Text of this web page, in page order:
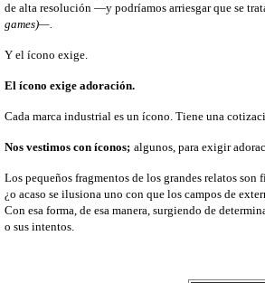
de alta resolución —y podríamos arriesgar que se
games)—.
Y el ícono exige.
El ícono exige adoración.
Cada marca industrial es un ícono. Tiene una
Nos vestimos con íconos; algunos, para exigir
Los pequeños fragmentos de los grandes relatos
¿o acaso se ilusiona uno con que los campos de
Con esa forma, de esa manera, surgiendo de
o sus intentos.